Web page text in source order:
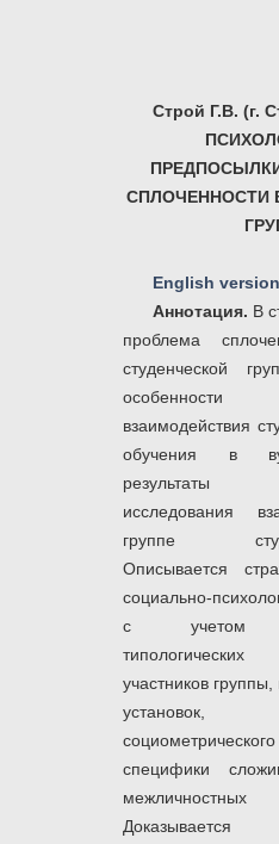
Строй Г.В. (г.
СПЛОЧЕННОСТИ
English
Аннотация. В
проблема
студенческой
особенности
взаимодействия
обучения в
результаты
исследования
группе
Описывается
социально-
с учетом
участников
установок,
специфики
Доказывается